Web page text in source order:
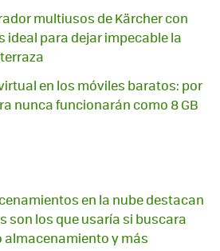
multiusos de Kärcher con
ideal para dejar impecable la
en los móviles baratos: por
nunca funcionarán como 8 GB
en la nube destacan
son los que usaría si buscara
y más